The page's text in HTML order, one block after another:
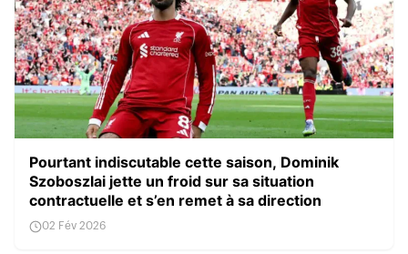
Pourtant indiscutable cette saison, Dominik
Szoboszlai jette un froid sur sa situation
contractuelle et s’en remet à sa direction
02 Fév 2026